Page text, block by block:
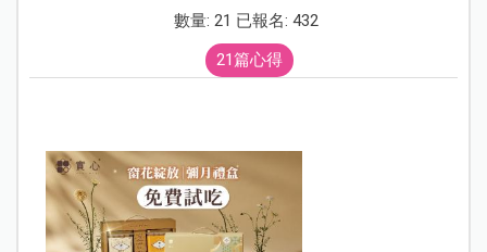
數量: 21 已報名: 432
21篇心得